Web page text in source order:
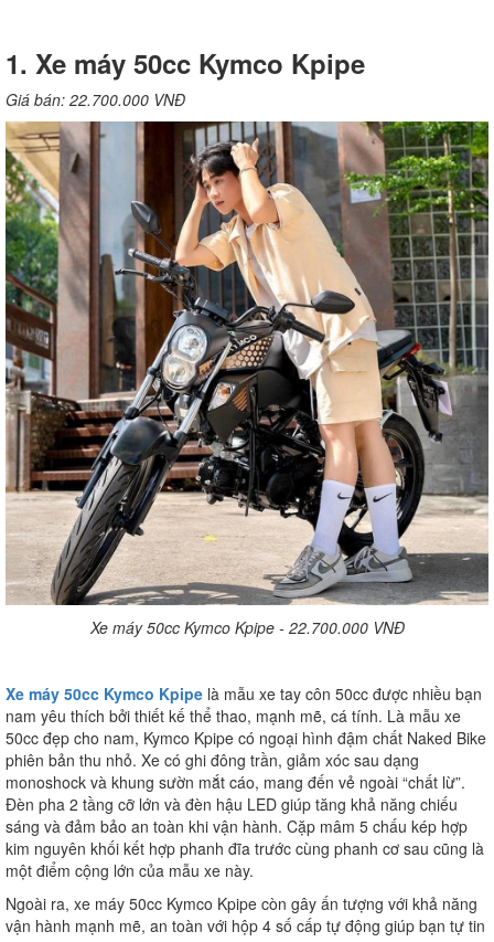
1. Xe máy 50cc Kymco Kpipe
Giá bán: 22.700.000 VNĐ
Xe máy 50cc Kymco Kpipe - 22.700.000 VNĐ
Xe máy 50cc Kymco Kpipe là mẫu xe tay côn 50cc được nhiều bạn
nam yêu thích bởi thiết kế thể thao, mạnh mẽ, cá tính. Là mẫu xe
50cc đẹp cho nam, Kymco Kpipe có ngoại hình đậm chất Naked Bike
phiên bản thu nhỏ. Xe có ghi đông trần, giảm xóc sau dạng
monoshock và khung sườn mắt cáo, mang đến vẻ ngoài “chất lừ”.
Đèn pha 2 tầng cỡ lớn và đèn hậu LED giúp tăng khả năng chiếu
sáng và đảm bảo an toàn khi vận hành. Cặp mâm 5 chấu kép hợp
kim nguyên khối kết hợp phanh đĩa trước cùng phanh cơ sau cũng là
một điểm cộng lớn của mẫu xe này.
Ngoài ra, xe máy 50cc Kymco Kpipe còn gây ấn tượng với khả năng
vận hành mạnh mẽ, an toàn với hộp 4 số cấp tự động giúp bạn tự tin